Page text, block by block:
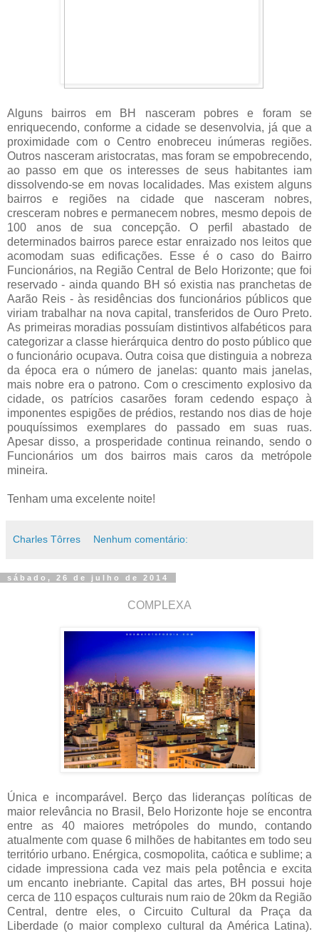
Alguns bairros em BH nasceram pobres e foram se
enriquecendo, conforme a cidade se desenvolvia, já que a
proximidade com o Centro enobreceu inúmeras regiões.
Outros nasceram aristocratas, mas foram se empobrecendo,
ao passo em que os interesses de seus habitantes iam
dissolvendo-se em novas localidades. Mas existem alguns
bairros e regiões na cidade que nasceram nobres,
cresceram nobres e permanecem nobres, mesmo depois de
100 anos de sua concepção. O perfil abastado de
determinados bairros parece estar enraizado nos leitos que
acomodam suas edificações. Esse é o caso do Bairro
Funcionários, na Região Central de Belo Horizonte; que foi
reservado - ainda quando BH só existia nas pranchetas de
Aarão Reis - às residências dos funcionários públicos que
viriam trabalhar na nova capital, transferidos de Ouro Preto.
As primeiras moradias possuíam distintivos alfabéticos para
categorizar a classe hierárquica dentro do posto público que
o funcionário ocupava. Outra coisa que distinguia a nobreza
da época era o número de janelas: quanto mais janelas,
mais nobre era o patrono. Com o crescimento explosivo da
cidade, os patrícios casarões foram cedendo espaço à
imponentes espigões de prédios, restando nos dias de hoje
pouquíssimos exemplares do passado em suas ruas.
Apesar disso, a prosperidade continua reinando, sendo o
Funcionários um dos bairros mais caros da metrópole
mineira.
Tenham uma excelente noite!
Charles Tôrres Nenhum comentário:
sábado, 26 de julho de 2014
COMPLEXA
Única e incomparável. Berço das lideranças políticas de
maior relevância no Brasil, Belo Horizonte hoje se encontra
entre as 40 maiores metrópoles do mundo, contando
atualmente com quase 6 milhões de habitantes em todo seu
território urbano. Enérgica, cosmopolita, caótica e sublime; a
cidade impressiona cada vez mais pela potência e excita
um encanto inebriante. Capital das artes, BH possui hoje
cerca de 110 espaços culturais num raio de 20km da Região
Central, dentre eles, o Circuito Cultural da Praça da
Liberdade (o maior complexo cultural da América Latina).